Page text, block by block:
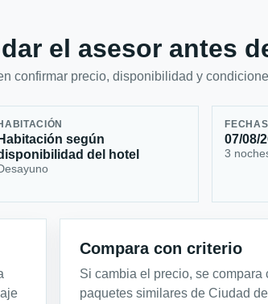
el asesor antes
confirmar precio, disponibilidad y
Habitación según
del hotel
FECHAS
07/08/
3
Compara con criterio
Si cambia el precio, se compara
paquetes similares de Ciudad